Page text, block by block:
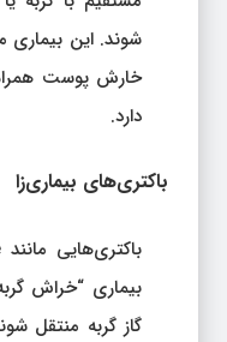
شوند. این بیماری
خارش پوست
دارد.
باکتری‌های بیماری‌زا
باکتری‌هایی مانند
بیماری “خراش
گاز گربه منتقل